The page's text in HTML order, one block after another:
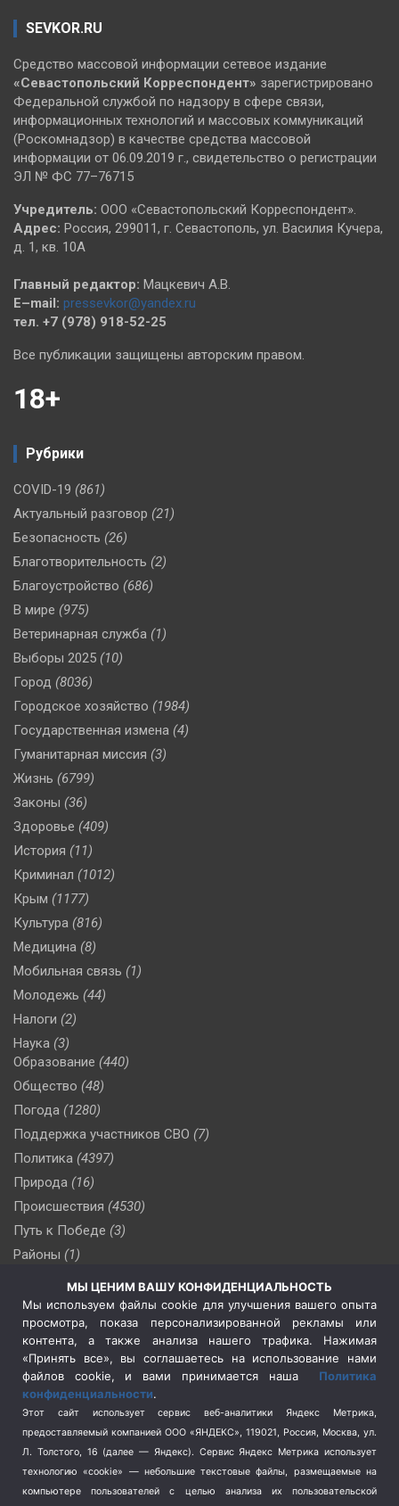
SEVKOR.RU
Средство массовой информации сетевое издание
«Севастопольский Корреспондент» зарегистрировано
Федеральной службой по надзору в сфере связи,
информационных технологий и массовых коммуникаций
(Роскомнадзор) в качестве средства массовой
информации от 06.09.2019 г., свидетельство о регистрации
ЭЛ № ФС 77–76715
Учредитель: ООО «Севастопольский Корреспондент».
Адрес: Россия, 299011, г. Севастополь, ул. Василия Кучера,
д. 1, кв. 10А
Главный редактор: Мацкевич А.В.
E–mail: pressevkor@yandex.ru
тел. +7 (978) 918-52-25
Все публикации защищены авторским правом.
18+
Рубрики
COVID-19 (861)
Актуальный разговор (21)
Безопасность (26)
Благотворительность (2)
Благоустройство (686)
В мире (975)
Ветеринарная служба (1)
Выборы 2025 (10)
Город (8036)
Городское хозяйство (1984)
Государственная измена (4)
Гуманитарная миссия (3)
Жизнь (6799)
Законы (36)
Здоровье (409)
История (11)
Криминал (1012)
Крым (1177)
Культура (816)
Медицина (8)
Мобильная связь (1)
Молодежь (44)
Налоги (2)
Наука (3)
Образование (440)
Общество (48)
Погода (1280)
Поддержка участников СВО (7)
Политика (4397)
Природа (16)
Происшествия (4530)
Путь к Победе (3)
Районы (1)
(510)
Сельское хозяйство (3)
Социальная политика
(3)
Спецоперация в Украине
Спецоперация на Украине
(404)
Спорт (740)
Терроризм (1)
Транспорт (262)
Туризм (178)
МЫ ЦЕНИМ ВАШУ КОНФИДЕНЦИАЛЬНОСТЬ
Мы используем файлы cookie для улучшения вашего опыта
просмотра, показа персонализированной рекламы или
контента, а также анализа нашего трафика. Нажимая
«Принять все», вы соглашаетесь на использование нами
файлов cookie, и вами принимается наша Политика
конфиденциальности.
Этот сайт использует сервис веб-аналитики Яндекс Метрика,
предоставляемый компанией ООО «ЯНДЕКС», 119021, Россия, Москва, ул.
Л. Толстого, 16 (далее — Яндекс). Сервис Яндекс Метрика использует
технологию «cookie» — небольшие текстовые файлы, размещаемые на
компьютере пользователей с целью анализа их пользовательской